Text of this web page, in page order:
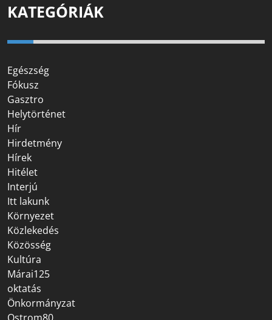
KATEGÓRIÁK
Egészség
Fókusz
Gasztro
Helytörténet
Hír
Hirdetmény
Hírek
Hitélet
Interjú
Itt lakunk
Környezet
Közlekedés
Közösség
Kultúra
Márai125
oktatás
Önkormányzat